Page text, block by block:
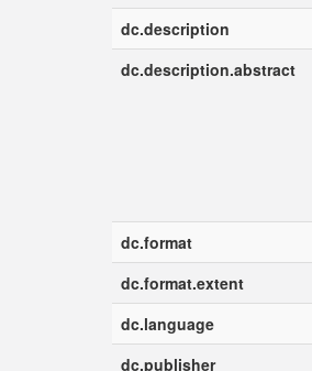
dc.description
dc.description.abstract
dc.format
dc.format.extent
dc.language
dc.publisher